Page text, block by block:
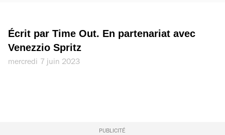
Écrit par Time Out. En partenariat avec
Venezzio Spritz
mercredi 7 juin 2023
PUBLICITÉ